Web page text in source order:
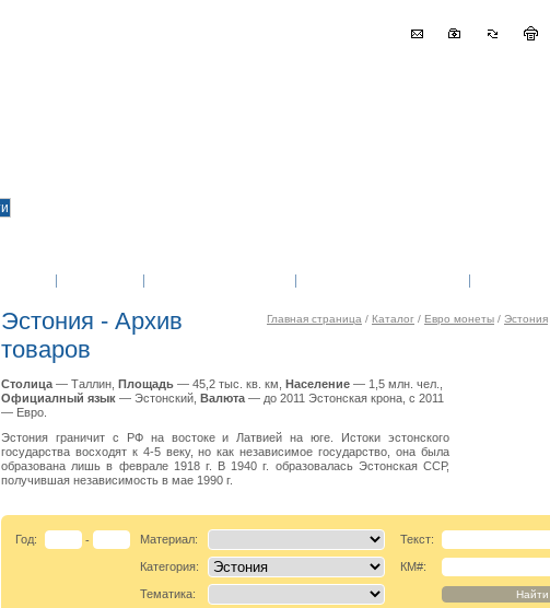
Главная страница / Каталог / Евро монеты / Эстония
Эстония - Архив
товаров
Столица — Таллин, Площадь — 45,2 тыс. кв. км, Население — 1,5 млн. чел.,
Официалный язык — Эстонский, Валюта — до 2011 Эстонская крона, с 2011
— Евро.
Эстония граничит с РФ на востоке и Латвией на юге. Истоки эстонского
государства восходят к 4-5 веку, но как независимое государство, она была
образована лишь в феврале 1918 г. В 1940 г. образовалась Эстонская ССР,
получившая независимость в мае 1990 г.
Год: - Материал: Текст:
Категория: КМ#:
Тематика: